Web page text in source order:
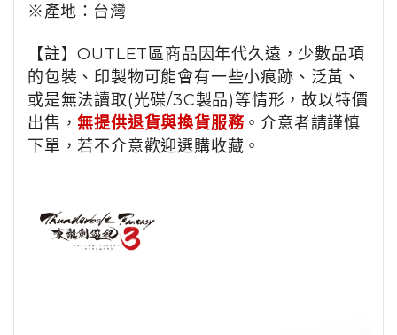
※產地： 台灣
【註】OUTLET區商品因年代久遠，少數品項
的包裝、印製物可能會有一些小痕跡、泛黃、
或是無法讀取(光碟/3C製品)等情形，故以特價
出售，無提供退貨與換貨服務。介意者請謹慎
下單，若不介意歡迎選購收藏。